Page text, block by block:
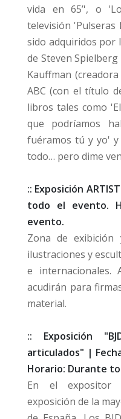
vida en 65’', o
televisión 'Pulseras
sido adquiridos por
de Steven
Kauffman
ABC (con el título
libros tales como '
que podríamos
fuéramos tú y yo' y
todo… pero dime
:: Exposición
todo el evento.
evento.
Zona de exibición
ilustraciones y
e internacionales.
acudirán para
material.
:: Exposición
articulados" |
Horario: Durante
En el expositor
exposición de la